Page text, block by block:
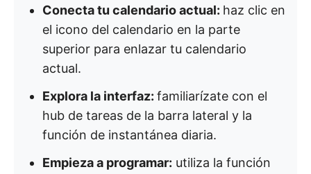
Conecta tu calendario actual: haz clic en
el icono del calendario en la parte
superior para enlazar tu calendario
actual.
Explora la interfaz: familiarízate con el
hub de tareas de la barra lateral y la
función de instantánea diaria.
Empieza a programar: utiliza la función